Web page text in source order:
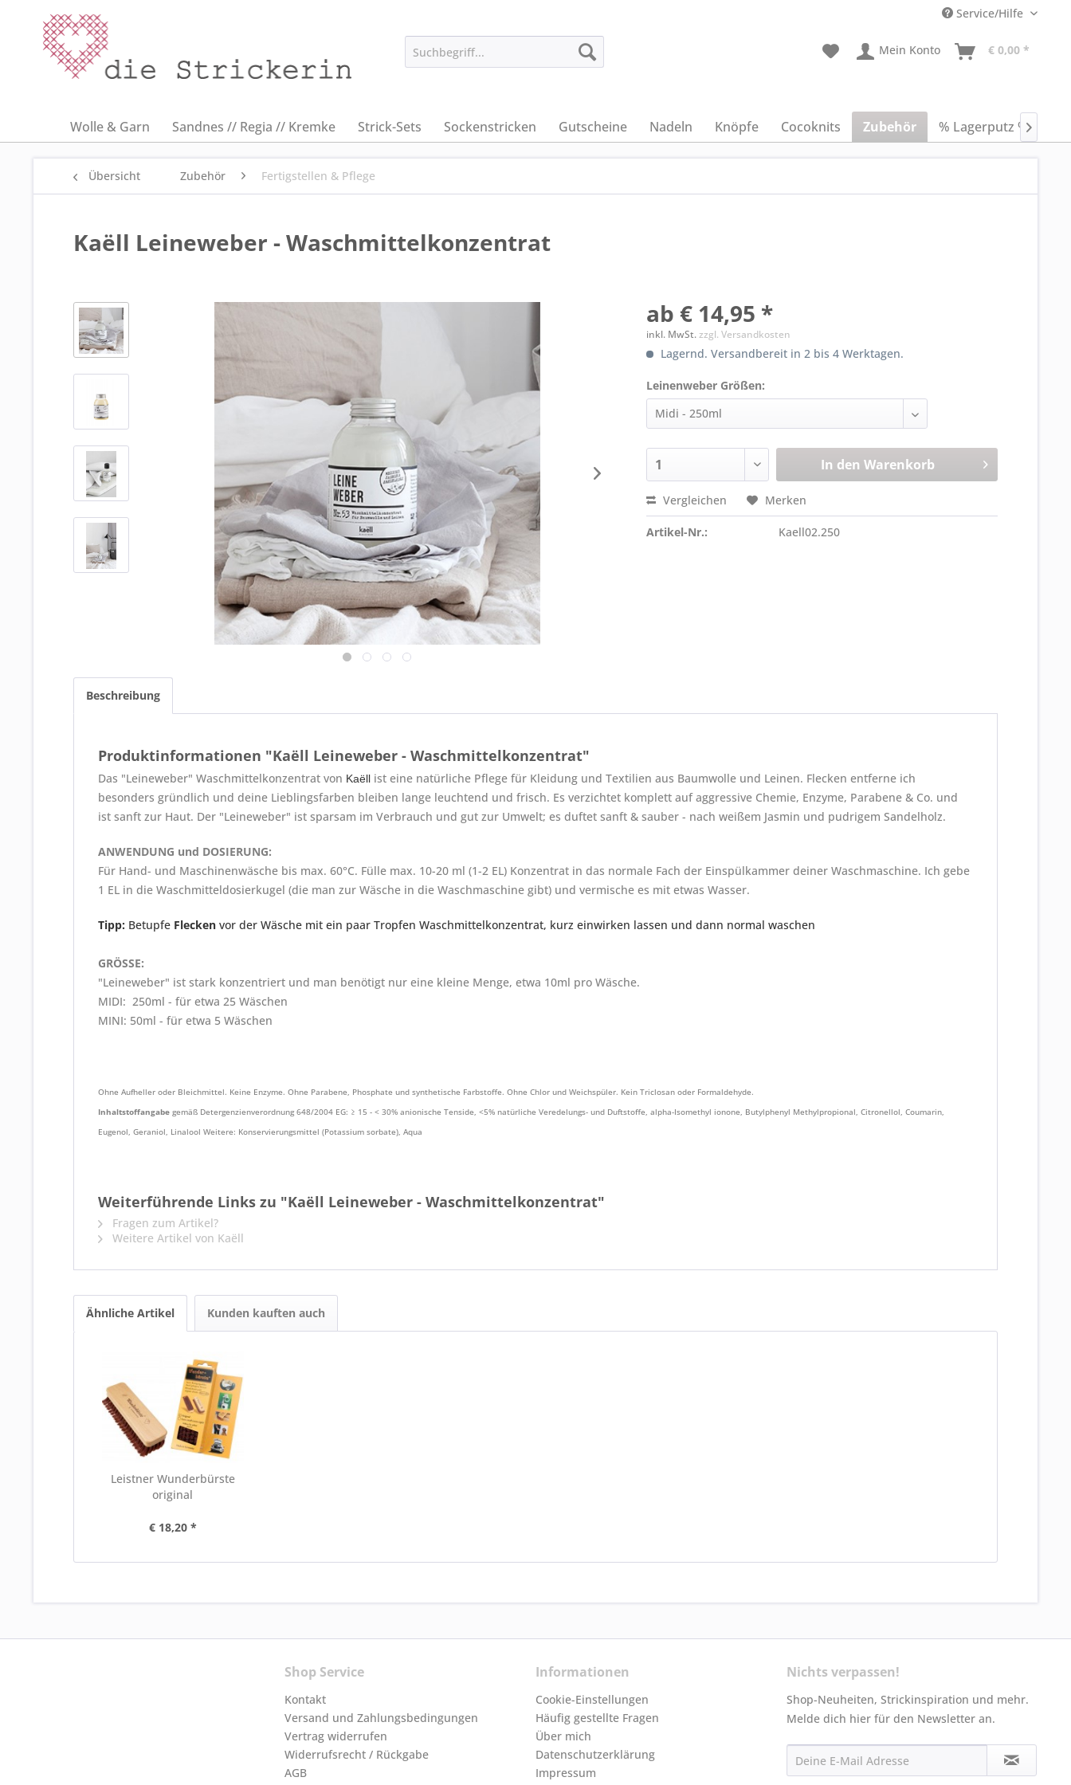
Service/Hilfe
Mein Konto € 0,00 *
Wolle & Garn Sandnes // Regia // Kremke Strick-Sets Sockenstricken Gutscheine Nadeln Knöpfe Cocoknits Zubehör % Lagerputz %
Übersicht Zubehör Fertigstellen & Pflege
Kaëll Leineweber - Waschmittelkonzentrat
ab € 14,95 *
inkl. MwSt.zzgl. Versandkosten
Lagernd. Versandbereit in 2 bis 4 Werktagen.
Leinenweber Größen:
In den Warenkorb
Vergleichen Merken
Artikel-Nr.: Kaell02.250
Beschreibung
Produktinformationen "Kaëll Leineweber - Waschmittelkonzentrat"
Das "Leineweber" Waschmittelkonzentrat von Kaëll ist eine natürliche Pflege für Kleidung und Textilien aus Baumwolle und Leinen. Flecken entferne ich
besonders gründlich und deine Lieblingsfarben bleiben lange leuchtend und frisch. Es verzichtet komplett auf aggressive Chemie, Enzyme, Parabene & Co. und
ist sanft zur Haut. Der "Leineweber" ist sparsam im Verbrauch und gut zur Umwelt; es duftet sanft & sauber - nach weißem Jasmin und pudrigem Sandelholz.
ANWENDUNG und DOSIERUNG:
Für Hand- und Maschinenwäsche bis max. 60°C. Fülle max. 10-20 ml (1-2 EL) Konzentrat in das normale Fach der Einspülkammer deiner Waschmaschine. Ich gebe
1 EL in die Waschmitteldosierkugel (die man zur Wäsche in die Waschmaschine gibt) und vermische es mit etwas Wasser.
Tipp: Betupfe Flecken vor der Wäsche mit ein paar Tropfen Waschmittelkonzentrat, kurz einwirken lassen und dann normal waschen
GRÖSSE:
"Leineweber" ist stark konzentriert und man benötigt nur eine kleine Menge, etwa 10ml pro Wäsche.
MIDI: 250ml - für etwa 25 Wäschen
MINI: 50ml - für etwa 5 Wäschen
Ohne Aufheller oder Bleichmittel. Keine Enzyme. Ohne Parabene, Phosphate und synthetische Farbstoffe. Ohne Chlor und Weichspüler. Kein Triclosan oder Formaldehyde.
Inhaltstoffangabe gemäß Detergenzienverordnung 648/2004 EG: ≥ 15 - < 30% anionische Tenside, <5% natürliche Veredelungs- und Duftstoffe, alpha-Isomethyl ionone, Butylphenyl Methylpropional, Citronellol, Coumarin,
Eugenol, Geraniol, Linalool Weitere: Konservierungsmittel (Potassium sorbate), Aqua
Weiterführende Links zu "Kaëll Leineweber - Waschmittelkonzentrat"
Fragen zum Artikel?
Weitere Artikel von Kaëll
Ähnliche Artikel Kunden kauften auch
Leistner Wunderbürste
original
€ 18,20 *
Shop Service
Kontakt
Versand und Zahlungsbedingungen
Vertrag widerrufen
Widerrufsrecht / Rückgabe
AGB
Informationen
Cookie-Einstellungen
Häufig gestellte Fragen
Über mich
Datenschutzerklärung
Impressum
Nichts verpassen!
Shop-Neuheiten, Strickinspiration und mehr.
Melde dich hier für den Newsletter an.